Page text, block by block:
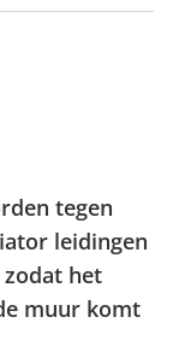
tegen
leidingen
zodat het
muur komt